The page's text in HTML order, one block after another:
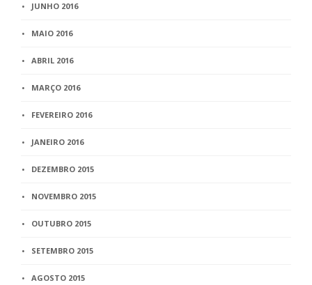
JUNHO 2016
MAIO 2016
ABRIL 2016
MARÇO 2016
FEVEREIRO 2016
JANEIRO 2016
DEZEMBRO 2015
NOVEMBRO 2015
OUTUBRO 2015
SETEMBRO 2015
AGOSTO 2015